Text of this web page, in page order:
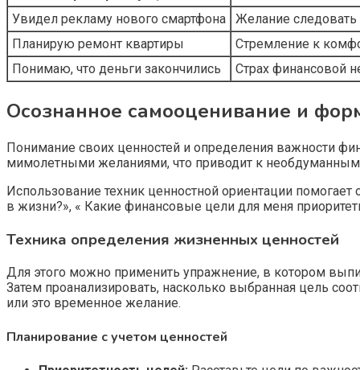
Увидел рекламу нового смартфона
Желание следовать
Планирую ремонт квартиры
Стремление к
Понимаю, что деньги закончились
Страх финансовой
Осознанное самооценивание и
Понимание своих ценностей и определения важности
мимолетными желаниями, что приводит к необдуманным
Использование техник ценностной ориентации
в жизни?», « Какие финансовые цели для меня
Техника определения жизненных ценностей
Для этого можно применить упражнение, в котором
Затем проанализировать, насколько выбранная цель
или это временное желание.
Планирование с учетом ценностей